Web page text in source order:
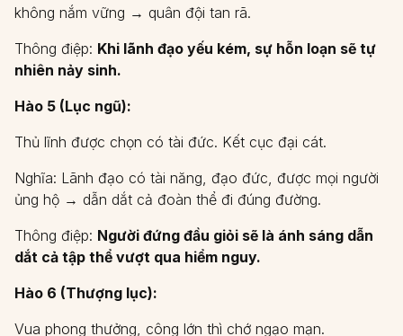
không nắm vững → quân đội tan rã.
Thông điệp: Khi lãnh đạo yếu kém, sự hỗn loạn sẽ tự
nhiên nảy sinh.
Hào 5 (Lục ngũ):
Thủ lĩnh được chọn có tài đức. Kết cục đại cát.
Nghĩa: Lãnh đạo có tài năng, đạo đức, được mọi người
ủng hộ → dẫn dắt cả đoàn thể đi đúng đường.
Thông điệp: Người đứng đầu giỏi sẽ là ánh sáng dẫn
dắt cả tập thể vượt qua hiểm nguy.
Hào 6 (Thượng lục):
Vua phong thưởng, công lớn thì chớ ngạo mạn.